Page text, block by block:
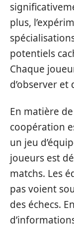
plus,
potentiels
Chaque
d’observer et
En matière
coopération
un jeu
joueurs est
matchs. Les
pas voient
des échecs.